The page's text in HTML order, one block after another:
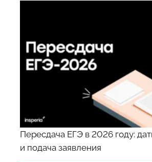
Пересдача ЕГЭ в 2026 году:
и подача заявления